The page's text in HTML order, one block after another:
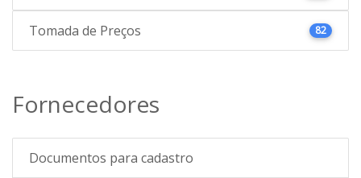
Tomada de Preços 82
Fornecedores
Documentos para cadastro